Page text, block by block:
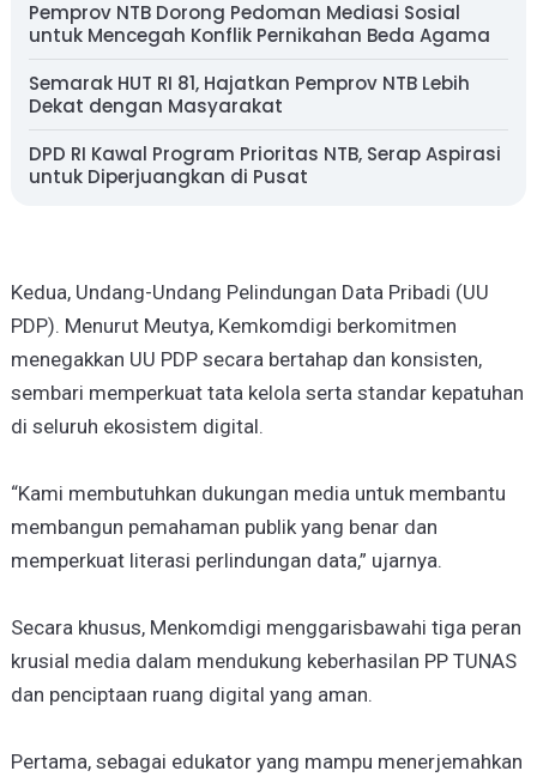
Pemprov NTB Dorong Pedoman Mediasi Sosial
untuk Mencegah Konflik Pernikahan Beda Agama
Semarak HUT RI 81, Hajatkan Pemprov NTB Lebih
Dekat dengan Masyarakat
DPD RI Kawal Program Prioritas NTB, Serap Aspirasi
untuk Diperjuangkan di Pusat
Kedua, Undang-Undang Pelindungan Data Pribadi (UU
PDP). Menurut Meutya, Kemkomdigi berkomitmen
menegakkan UU PDP secara bertahap dan konsisten,
sembari memperkuat tata kelola serta standar kepatuhan
di seluruh ekosistem digital.
“Kami membutuhkan dukungan media untuk membantu
membangun pemahaman publik yang benar dan
memperkuat literasi perlindungan data,” ujarnya.
Secara khusus, Menkomdigi menggarisbawahi tiga peran
krusial media dalam mendukung keberhasilan PP TUNAS
dan penciptaan ruang digital yang aman.
Pertama, sebagai edukator yang mampu menerjemahkan